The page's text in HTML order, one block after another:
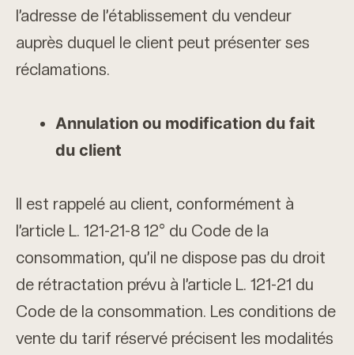
l’adresse de l’établissement du vendeur
auprès duquel le client peut présenter ses
réclamations.
Annulation ou modification du fait
du client
Il est rappelé au client, conformément à
l’article L. 121-21-8 12° du Code de la
consommation, qu’il ne dispose pas du droit
de rétractation prévu à l’article L. 121-21 du
Code de la consommation. Les conditions de
vente du tarif réservé précisent les modalités